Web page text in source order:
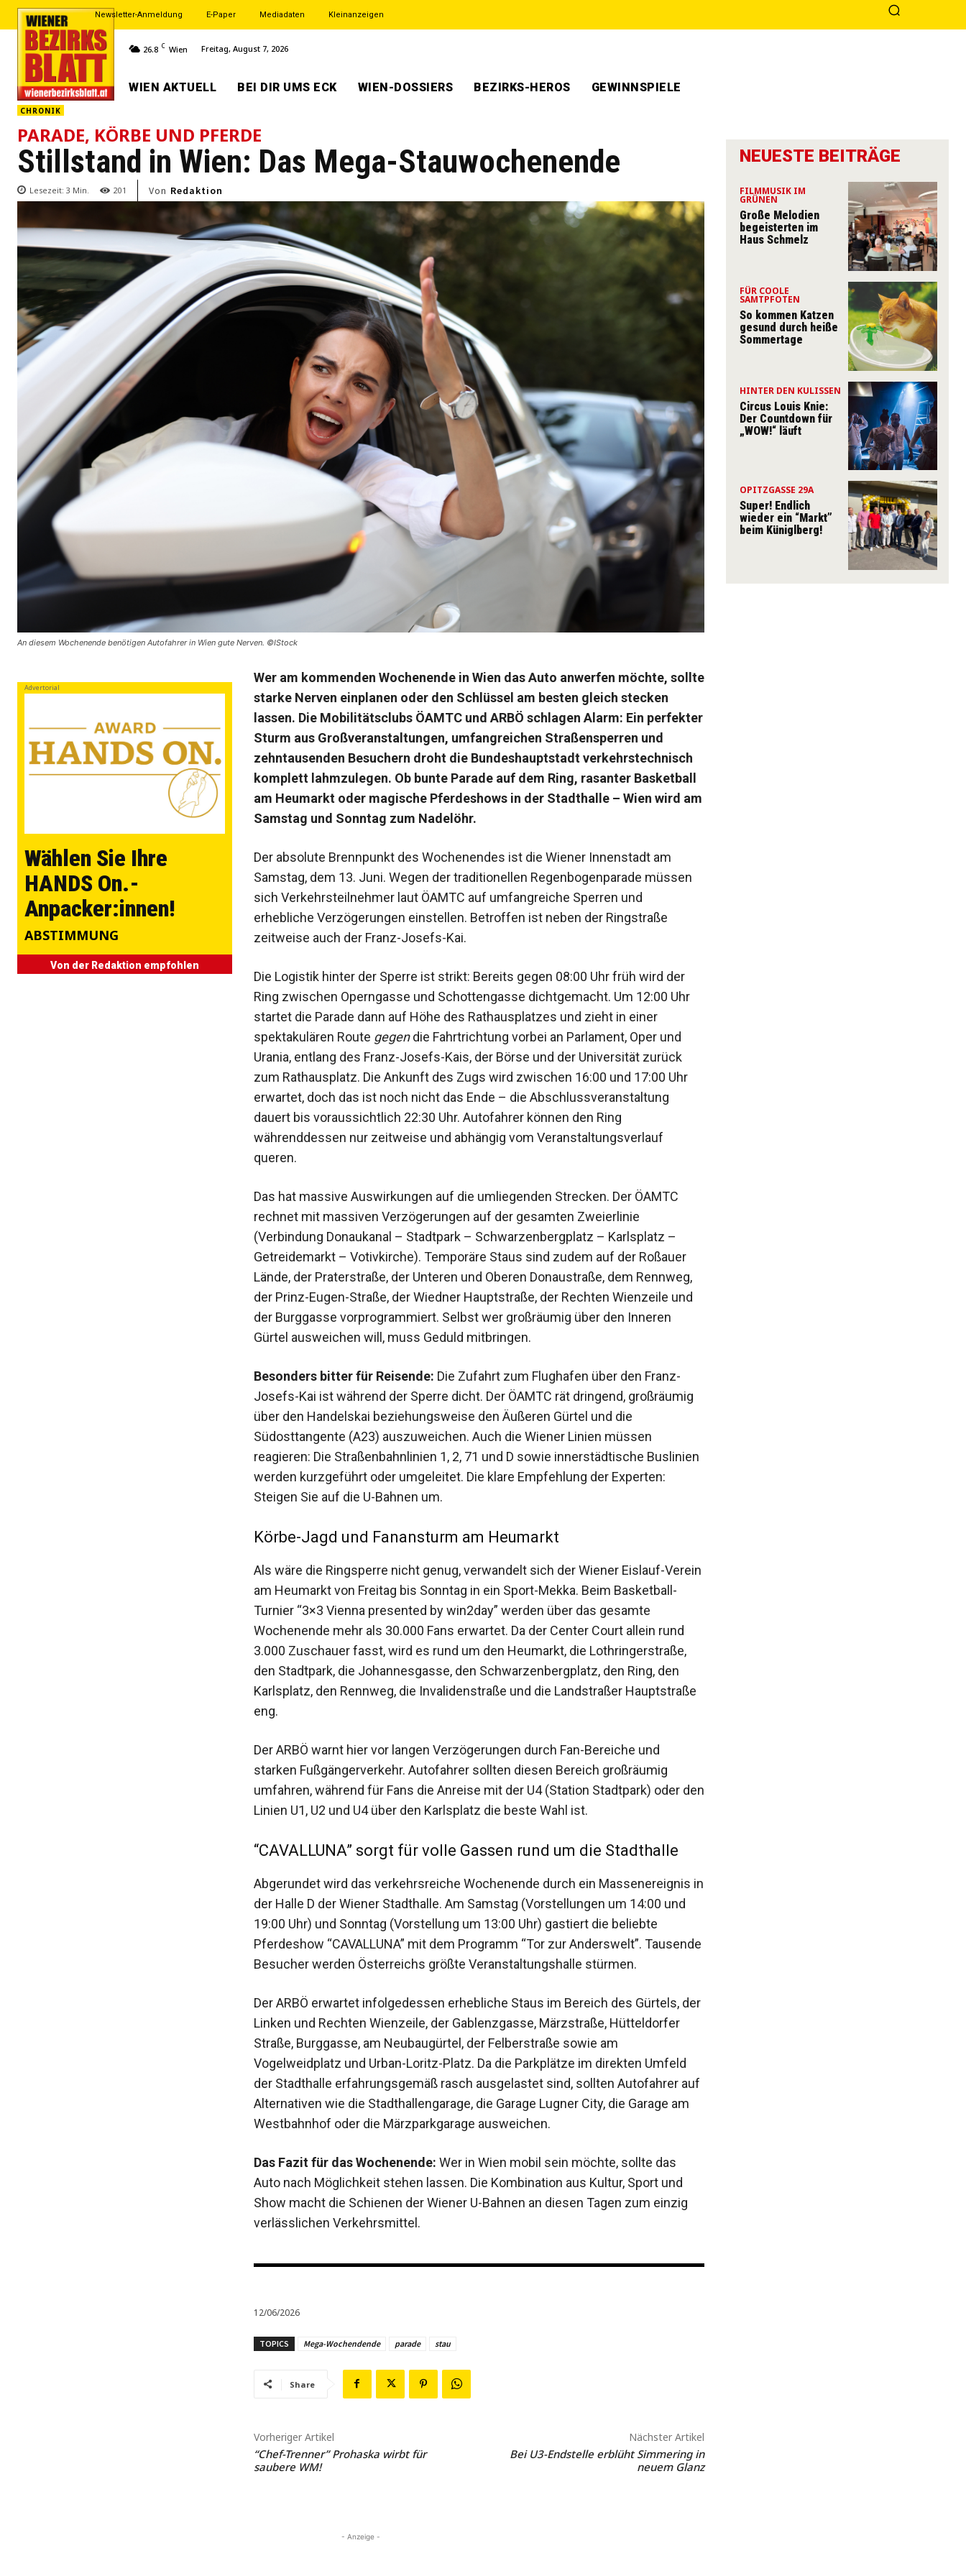
Newsletter-Anmeldung E-Paper Mediadaten Kleinanzeigen
26.8 C Wien Freitag, August 7, 2026
WIEN AKTUELL BEI DIR UMS ECK WIEN-DOSSIERS BEZIRKS-HEROS GEWINNSPIELE
CHRONIK
PARADE, KÖRBE UND PFERDE
Stillstand in Wien: Das Mega-Stauwochenende
Lesezeit: 3 Min. 201 Von Redaktion
An diesem Wochenende benötigen Autofahrer in Wien gute Nerven. ©IStock
Advertorial
Wählen Sie Ihre
HANDS On.-
Anpacker:innen!
ABSTIMMUNG
Von der Redaktion empfohlen
Wer am kommenden Wochenende in Wien das Auto anwerfen möchte, sollte
starke Nerven einplanen oder den Schlüssel am besten gleich stecken
lassen. Die Mobilitätsclubs ÖAMTC und ARBÖ schlagen Alarm: Ein perfekter
Sturm aus Großveranstaltungen, umfangreichen Straßensperren und
zehntausenden Besuchern droht die Bundeshauptstadt verkehrstechnisch
komplett lahmzulegen. Ob bunte Parade auf dem Ring, rasanter Basketball
am Heumarkt oder magische Pferdeshows in der Stadthalle – Wien wird am
Samstag und Sonntag zum Nadelöhr.
Der absolute Brennpunkt des Wochenendes ist die Wiener Innenstadt am
Samstag, dem 13. Juni. Wegen der traditionellen Regenbogenparade müssen
sich Verkehrsteilnehmer laut ÖAMTC auf umfangreiche Sperren und
erhebliche Verzögerungen einstellen. Betroffen ist neben der Ringstraße
zeitweise auch der Franz-Josefs-Kai.
Die Logistik hinter der Sperre ist strikt: Bereits gegen 08:00 Uhr früh wird der
Ring zwischen Operngasse und Schottengasse dichtgemacht. Um 12:00 Uhr
startet die Parade dann auf Höhe des Rathausplatzes und zieht in einer
spektakulären Route gegendie Fahrtrichtung vorbei an Parlament, Oper und
Urania, entlang des Franz-Josefs-Kais, der Börse und der Universität zurück
zum Rathausplatz. Die Ankunft des Zugs wird zwischen 16:00 und 17:00 Uhr
erwartet, doch das ist noch nicht das Ende – die Abschlussveranstaltung
dauert bis voraussichtlich 22:30 Uhr. Autofahrer können den Ring
währenddessen nur zeitweise und abhängig vom Veranstaltungsverlauf
queren.
Das hat massive Auswirkungen auf die umliegenden Strecken. Der ÖAMTC
rechnet mit massiven Verzögerungen auf der gesamten Zweierlinie
(Verbindung Donaukanal – Stadtpark – Schwarzenbergplatz – Karlsplatz –
Getreidemarkt – Votivkirche). Temporäre Staus sind zudem auf der Roßauer
Lände, der Praterstraße, der Unteren und Oberen Donaustraße, dem Rennweg,
der Prinz-Eugen-Straße, der Wiedner Hauptstraße, der Rechten Wienzeile und
der Burggasse vorprogrammiert. Selbst wer großräumig über den Inneren
Gürtel ausweichen will, muss Geduld mitbringen.
Besonders bitter für Reisende: Die Zufahrt zum Flughafen über den Franz-
Josefs-Kai ist während der Sperre dicht. Der ÖAMTC rät dringend, großräumig
über den Handelskai beziehungsweise den Äußeren Gürtel und die
Südosttangente (A23) auszuweichen. Auch die Wiener Linien müssen
reagieren: Die Straßenbahnlinien 1, 2, 71 und D sowie innerstädtische Buslinien
werden kurzgeführt oder umgeleitet. Die klare Empfehlung der Experten:
Steigen Sie auf die U-Bahnen um.
Körbe-Jagd und Fanansturm am Heumarkt
Als wäre die Ringsperre nicht genug, verwandelt sich der Wiener Eislauf-Verein
am Heumarkt von Freitag bis Sonntag in ein Sport-Mekka. Beim Basketball-
Turnier “3×3 Vienna presented by win2day” werden über das gesamte
Wochenende mehr als 30.000 Fans erwartet. Da der Center Court allein rund
3.000 Zuschauer fasst, wird es rund um den Heumarkt, die Lothringerstraße,
den Stadtpark, die Johannesgasse, den Schwarzenbergplatz, den Ring, den
Karlsplatz, den Rennweg, die Invalidenstraße und die Landstraßer Hauptstraße
eng.
Der ARBÖ warnt hier vor langen Verzögerungen durch Fan-Bereiche und
starken Fußgängerverkehr. Autofahrer sollten diesen Bereich großräumig
umfahren, während für Fans die Anreise mit der U4 (Station Stadtpark) oder den
Linien U1, U2 und U4 über den Karlsplatz die beste Wahl ist.
“CAVALLUNA” sorgt für volle Gassen rund um die Stadthalle
Abgerundet wird das verkehrsreiche Wochenende durch ein Massenereignis in
der Halle D der Wiener Stadthalle. Am Samstag (Vorstellungen um 14:00 und
19:00 Uhr) und Sonntag (Vorstellung um 13:00 Uhr) gastiert die beliebte
Pferdeshow “CAVALLUNA” mit dem Programm “Tor zur Anderswelt”. Tausende
Besucher werden Österreichs größte Veranstaltungshalle stürmen.
Der ARBÖ erwartet infolgedessen erhebliche Staus im Bereich des Gürtels, der
Linken und Rechten Wienzeile, der Gablenzgasse, Märzstraße, Hütteldorfer
Straße, Burggasse, am Neubaugürtel, der Felberstraße sowie am
Vogelweidplatz und Urban-Loritz-Platz. Da die Parkplätze im direkten Umfeld
der Stadthalle erfahrungsgemäß rasch ausgelastet sind, sollten Autofahrer auf
Alternativen wie die Stadthallengarage, die Garage Lugner City, die Garage am
Westbahnhof oder die Märzparkgarage ausweichen.
Das Fazit für das Wochenende: Wer in Wien mobil sein möchte, sollte das
Auto nach Möglichkeit stehen lassen. Die Kombination aus Kultur, Sport und
Show macht die Schienen der Wiener U-Bahnen an diesen Tagen zum einzig
verlässlichen Verkehrsmittel.
12/06/2026
TOPICS Mega-Wochendende parade stau
Share
Vorheriger Artikel
“Chef-Trenner” Prohaska wirbt für
saubere WM!
Nächster Artikel
Bei U3-Endstelle erblüht Simmering in
neuem Glanz
- Anzeige -
NEUESTE BEITRÄGE
FILMMUSIK IM
GRÜNEN
Große Melodien
begeisterten im
Haus Schmelz
FÜR COOLE
SAMTPFOTEN
So kommen Katzen
gesund durch heiße
Sommertage
HINTER DEN KULISSEN
Circus Louis Knie:
Der Countdown für
„WOW!“ läuft
OPITZGASSE 29A
Super! Endlich
wieder ein “Markt”
beim Küniglberg!